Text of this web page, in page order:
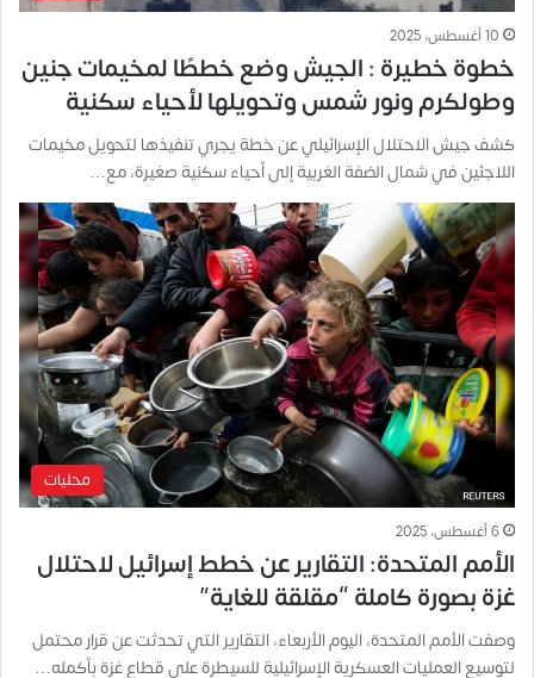
10 أغسطس، 2025
خطوة خطيرة : الجيش وضع خططًا لمخيمات جنين
وطولكرم ونور شمس وتحويلها لأحياء سكنية
كشف جيش الاحتلال الإسرائيلي عن خطة يجري تنفيذها لتحويل مخيمات
اللاجئين في شمال الضفة الغربية إلى أحياء سكنية صغيرة، مع…
محليات
6 أغسطس، 2025
الأمم المتحدة: التقارير عن خطط إسرائيل لاحتلال
غزة بصورة كاملة “مقلقة للغاية”
وصفت الأمم المتحدة، اليوم الأربعاء، التقارير التي تحدثت عن قرار محتمل
لتوسيع العمليات العسكرية الإسرائيلية للسيطرة على قطاع غزة بأكمله…